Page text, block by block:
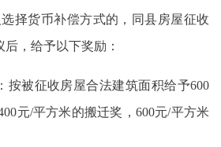
择货币补偿方式的，同县房屋征收
，给予以下奖励：
按被征收房屋合法建筑面积给予600
元/平方米的搬迁奖，600元/平方米